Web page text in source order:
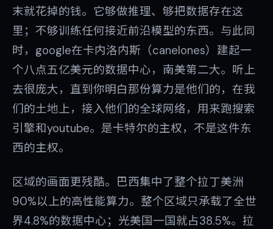
末就花掉的钱。它够做推理、够把数据存在这
里；不够训练任何接近前沿模型的东西。与此同
时，google在卡内洛内斯（canelones）建起一
个八点五亿美元的数据中心，南美第二大。听上
去很庞大，直到你明白那份算力是他们的，在我
们的土地上，接入他们的全球网络，用来跑搜索
引擎和youtube。是卡特尔的主权，不是这件东
西的主权。
区域的画面更残酷。巴西集中了整个拉丁美洲
90%以上的高性能算力。整个区域只承载了全世
界4.8%的数据中心；光美国一国就占38.5%。拉